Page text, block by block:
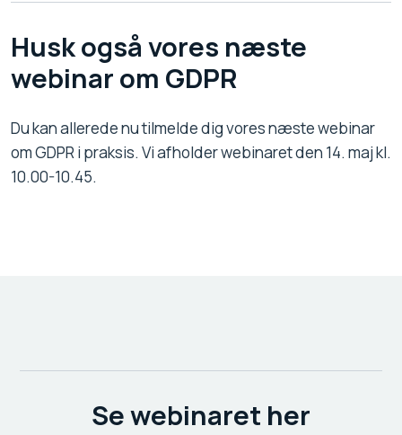
Husk også vores næste
webinar om GDPR
Du kan allerede nu tilmelde dig vores næste webinar
om GDPR i praksis. Vi afholder webinaret den 14. maj kl.
10.00-10.45.
Se webinaret her